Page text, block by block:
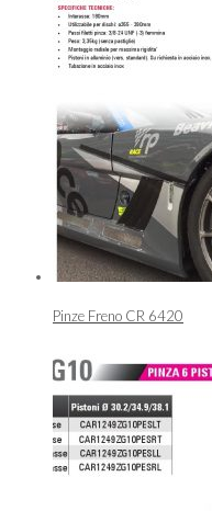
Pinze Freno CR 6420